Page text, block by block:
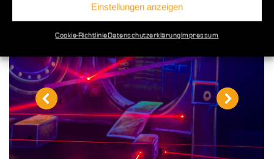
Einstellungen anzeigen
Cookie-RichtlinieDatenschutzerklärungImpressum